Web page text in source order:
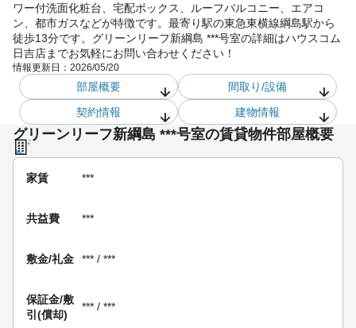
ワー付洗面化粧台、宅配ボックス、ルーフバルコニー、エアコ
ン、都市ガスなどが特徴です。最寄り駅の東急東横線綱島駅から
徒歩13分です。グリーンリーフ新綱島 ***号室の詳細はハウスコム
日吉店までお気軽にお問い合わせください！
情報更新日： 2026/05/20
部屋概要
間取り/設備
契約情報
建物情報
グリーンリーフ新綱島 ***号室の賃貸物件部屋概要
家賃 ***
共益費 ***
敷金/礼金 *** / ***
保証金/敷
引(償却)
*** / ***